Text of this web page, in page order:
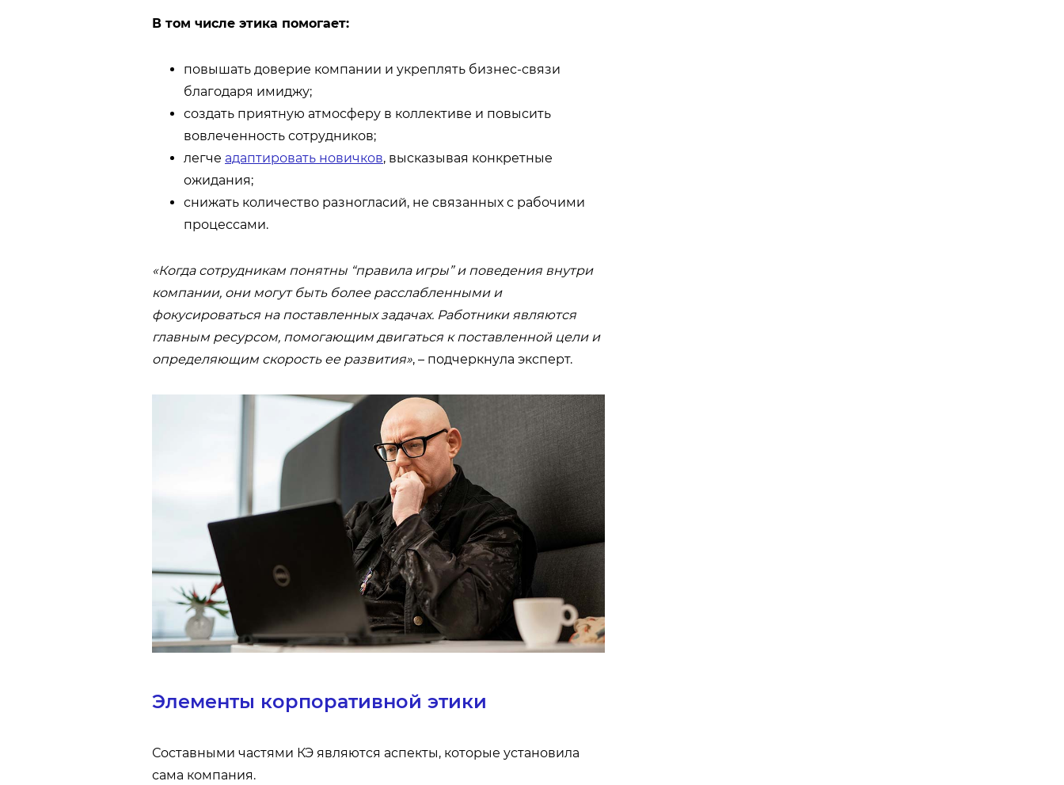
В том числе этика помогает:
повышать доверие компании и укреплять бизнес-связи
благодаря имиджу;
создать приятную атмосферу в коллективе и повысить
вовлеченность сотрудников;
легче адаптировать новичков, высказывая конкретные
ожидания;
снижать количество разногласий, не связанных с рабочими
процессами.
«Когда сотрудникам понятны “правила игры” и поведения внутри
компании, они могут быть более расслабленными и
фокусироваться на поставленных задачах. Работники являются
главным ресурсом, помогающим двигаться к поставленной цели и
определяющим скорость ее развития», – подчеркнула эксперт.
Элементы корпоративной этики
Составными частями КЭ являются аспекты, которые установила
сама компания.